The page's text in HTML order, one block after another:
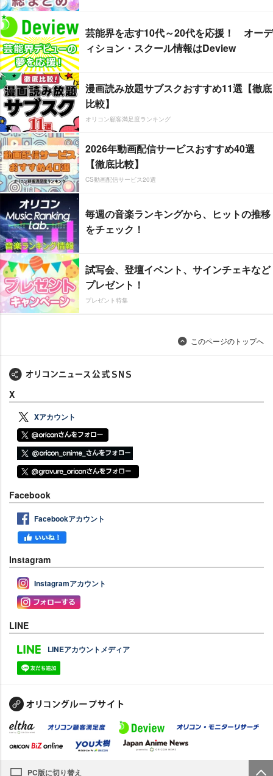
芸能界を志す10代～20代を応援！ オーデ
ィション・スクール情報はDeview
漫画読み放題サブスクおすすめ11選【徹底
比較】
オリコン顧客満足度ランキング
2026年動画配信サービスおすすめ40選
【徹底比較】
CS動画配信サービス20選
毎週の音楽ランキングから、ヒットの推移
をチェック！
試写会、登壇イベント、サインチェキなど
プレゼント！
プレゼント特集
このページのトップへ
X
Xアカウント
Facebook
Facebookアカウント
Instagram
Instagramアカウント
LINE
LINEアカウントメディア
PC版に切り替え